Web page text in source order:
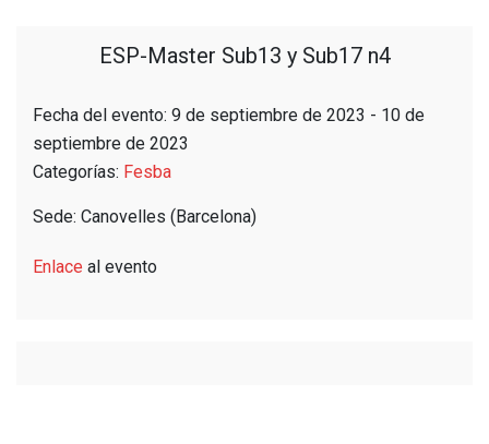
ESP-Master Sub13 y Sub17 n4
Fecha del evento: 9 de septiembre de 2023 - 10 de
septiembre de 2023
Categorías: Fesba
Sede: Canovelles (Barcelona)
Enlace al evento